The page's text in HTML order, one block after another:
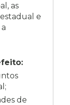
as
e
de